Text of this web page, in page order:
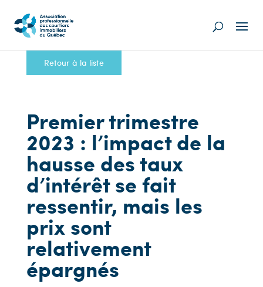
Retour à la liste
Premier trimestre
2023 : l’impact de la
hausse des taux
d’intérêt se fait
ressentir, mais les
prix sont
relativement
épargnés